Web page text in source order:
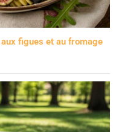
figues et au fromage